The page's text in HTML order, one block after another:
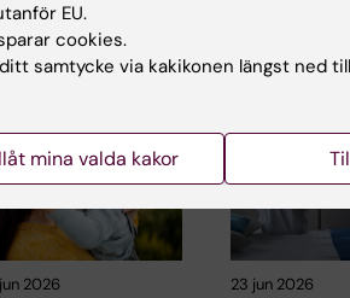
2026 23 jun 2026
EU.
cookies.
samtycke via kakikonen längst ned
mina valda kakor